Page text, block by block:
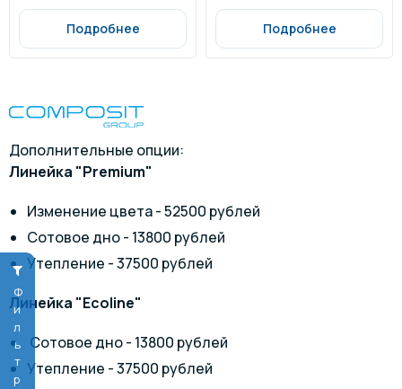
Фильтр
Подробнее Подробнее
Дополнительные опции:
Линейка "Premium"
Изменение цвета - 52500 рублей
Сотовое дно - 13800 рублей
Утепление - 37500 рублей
Линейка "Ecoline"
Сотовое дно - 13800 рублей
Утепление - 37500 рублей